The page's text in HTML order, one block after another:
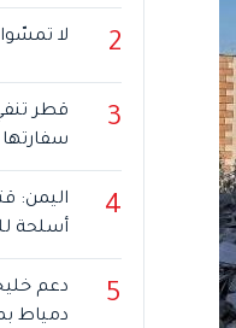
2 لا
3
قطر
4
اليمن:
أسلحة
5
دعم
دمياط